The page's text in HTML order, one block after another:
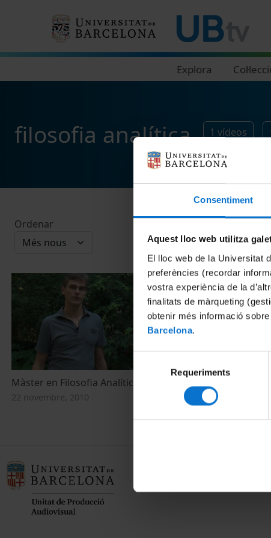
Consentiment
Aquest lloc web utilitza
El lloc web de la Universitat
preferències (recordar
vostra experiència de la
finalitats de màrqueting
obtenir més informació
Barcelona.
de
consentiment
Requeriments
Explora
filosofia analítica 1 vídeos
Ordenar
Màster en Filosofia Analítica
22 novembre, 2010